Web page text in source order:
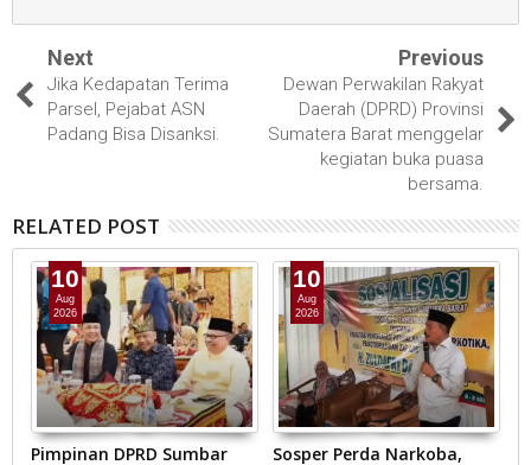
Next
Jika Kedapatan Terima
Parsel, Pejabat ASN
Padang Bisa Disanksi.
Previous
Dewan Perwakilan Rakyat
Daerah (DPRD) Provinsi
Sumatera Barat menggelar
kegiatan buka puasa
bersama.
RELATED POST
10
Aug
2026
Pimpinan DPRD Sumbar
10
Aug
2026
Sosper Perda Narkoba,